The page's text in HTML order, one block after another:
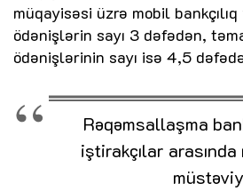
müqayisəsi üzrə mobil
ödənişlərin sayı 3 dəfədən,
ödənişlərinin sayı isə 4,5
Rəqəmsallaşma
iştirakçılar